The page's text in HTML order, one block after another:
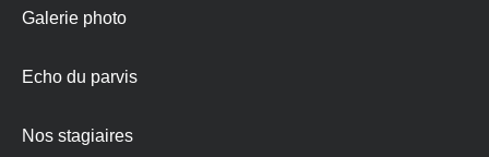
Galerie photo
Echo du parvis
Nos stagiaires